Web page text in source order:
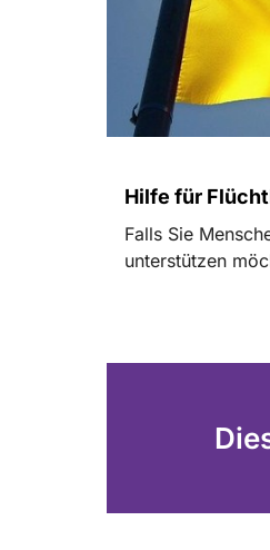
Hilfe für
Falls Sie
unterstützen